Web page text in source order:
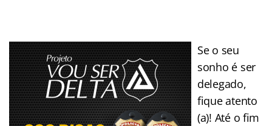
Se o seu
sonho é ser
delegado,
fique atento
(a)! Até o fim